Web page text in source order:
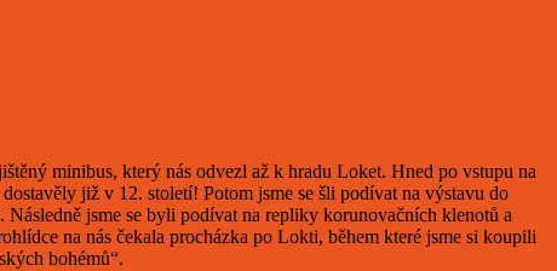
minibus, který nás odvezl až k hradu Loket. Hned po vstupu na
již v 12. století! Potom jsme se šli podívat na výstavu do
jsme se byli podívat na repliky korunovačních klenotů a
na nás čekala procházka po Lokti, během které jsme si koupili
bohémů“.